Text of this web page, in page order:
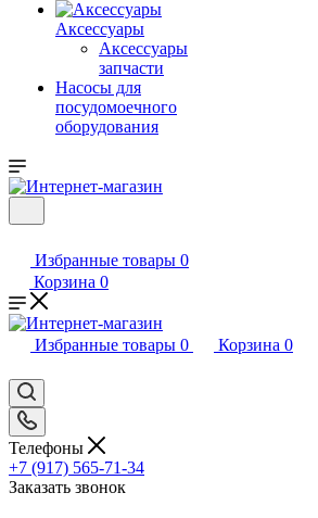
Аксессуары
Аксессуары
запчасти
Насосы для
посудомоечного
оборудования
Избранные товары 0
Корзина 0
Избранные товары 0 Корзина 0
Телефоны
+7 (917) 565-71-34
Заказать звонок